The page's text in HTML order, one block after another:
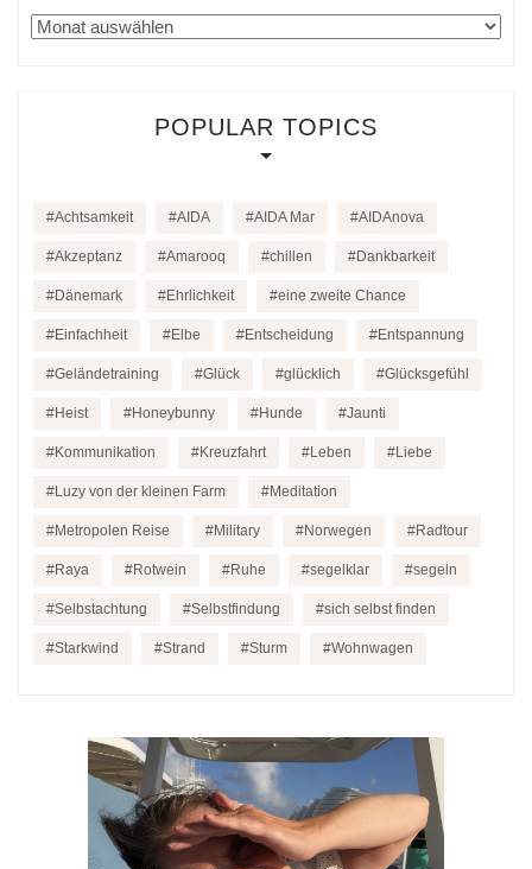
Archiv
POPULAR TOPICS
Achtsamkeit AIDA AIDA Mar AIDAnova
Akzeptanz Amarooq chillen Dankbarkeit
Dänemark Ehrlichkeit eine zweite Chance
Einfachheit Elbe Entscheidung Entspannung
Geländetraining Glück glücklich Glücksgefühl
Heist Honeybunny Hunde Jaunti
Kommunikation Kreuzfahrt Leben Liebe
Luzy von der kleinen Farm Meditation
Metropolen Reise Military Norwegen Radtour
Raya Rotwein Ruhe segelklar segeln
Selbstachtung Selbstfindung sich selbst finden
Starkwind Strand Sturm Wohnwagen